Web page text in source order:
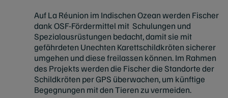
Auf La Réunion im Indischen Ozean werden Fischer
dank OSF-Fördermittel mit Schulungen und
Spezialausrüstungen bedacht, damit sie mit
gefährdeten Unechten Karettschildkröten sicherer
umgehen und diese freilassen können. Im Rahmen
des Projekts werden die Fischer die Standorte der
Schildkröten per GPS überwachen, um künftige
Begegnungen mit den Tieren zu vermeiden.